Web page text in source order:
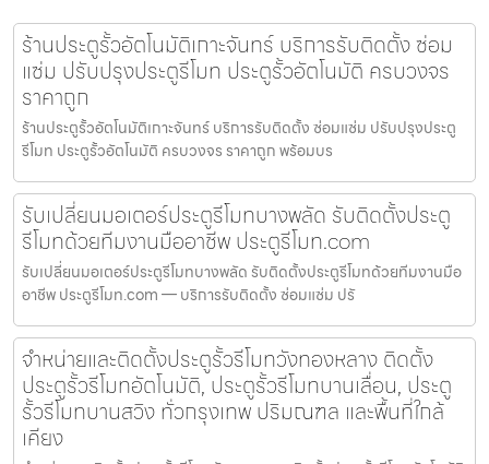
ร้านประตูรั้วอัตโนมัติเกาะจันทร์ บริการรับติดตั้ง ซ่อม
แซ่ม ปรับปรุงประตูรีโมท ประตูรั้วอัตโนมัติ ครบวงจร
ราคาถูก
ร้านประตูรั้วอัตโนมัติเกาะจันทร์ บริการรับติดตั้ง ซ่อมแซ่ม ปรับปรุงประตู
รีโมท ประตูรั้วอัตโนมัติ ครบวงจร ราคาถูก พร้อมบร
รับเปลี่ยนมอเตอร์ประตูรีโมทบางพลัด รับติดตั้งประตู
รีโมทด้วยทีมงานมืออาชีพ ประตูรีโมท.com
รับเปลี่ยนมอเตอร์ประตูรีโมทบางพลัด รับติดตั้งประตูรีโมทด้วยทีมงานมือ
อาชีพ ประตูรีโมท.com — บริการรับติดตั้ง ซ่อมแซ่ม ปรั
จำหน่ายและติดตั้งประตูรั้วรีโมทวังทองหลาง ติดตั้ง
ประตูรั้วรีโมทอัตโนมัติ, ประตูรั้วรีโมทบานเลื่อน, ประตู
รั้วรีโมทบานสวิง ทั่วกรุงเทพ ปริมณฑล และพื้นที่ใกล้
เคียง